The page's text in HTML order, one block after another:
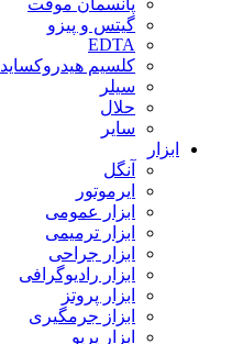
پانسمان موقت
گیتس و پیزو
EDTA
کلسیم هیدروکساید
سیلر
حلال
سایر
ابزار
آنگل
ایرموتور
ابزار عمومی
ابزار ترمیمی
ابزار جراحی
ابزار رادیوگرافی
ابزار پروتز
ابزاز جرمگیری
ابزار پریو